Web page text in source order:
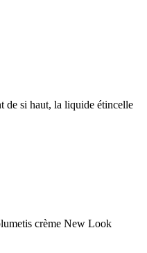
de si haut, la liquide étincelle
crème New Look